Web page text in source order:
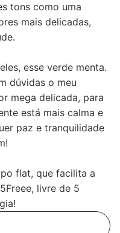
tons como uma
mais delicadas,
esse verde menta.
dúvidas o meu
mega delicada, para
está mais calma e
paz e tranquilidade
flat, que facilita a
livre de 5